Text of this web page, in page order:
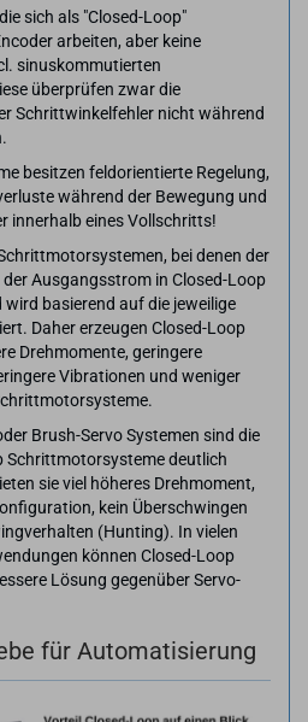
sich als "Closed-Loop"
arbeiten, aber keine
sinuskommutierten
überprüfen zwar die
Schrittwinkelfehler nicht während
besitzen feldorientierte Regelung,
während der Bewegung und
innerhalb eines Vollschritts!
bei denen der
Ausgangsstrom in Closed-Loop
basierend auf die jeweilige
Daher erzeugen Closed-Loop
Drehmomente, geringere
Vibrationen und weniger
Brush-Servo Systemen sind die
Schrittmotorsysteme deutlich
sie viel höheres Drehmoment,
kein Überschwingen
(Hunting). In vielen
können Closed-Loop
Lösung gegenüber Servo-
für Automatisierung